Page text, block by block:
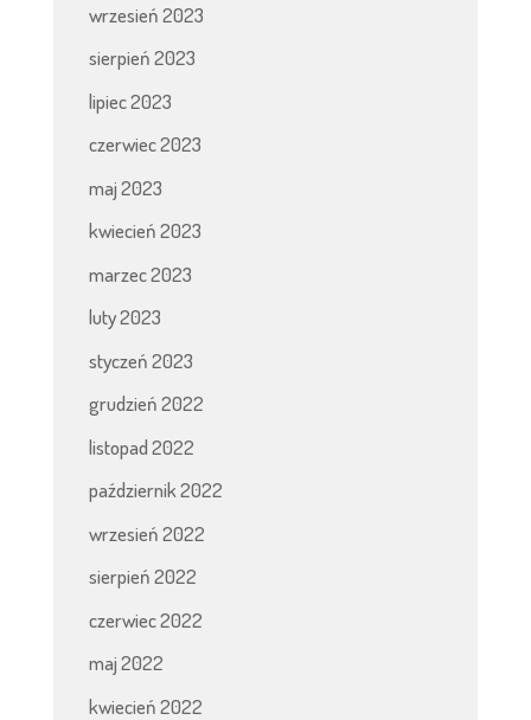
wrzesień 2023
sierpień 2023
lipiec 2023
czerwiec 2023
maj 2023
kwiecień 2023
marzec 2023
luty 2023
styczeń 2023
grudzień 2022
listopad 2022
październik 2022
wrzesień 2022
sierpień 2022
czerwiec 2022
maj 2022
kwiecień 2022